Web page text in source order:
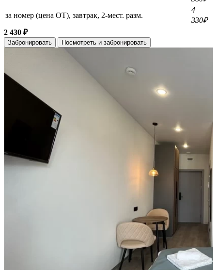
за номер (цена ОТ), завтрак, 2-мест. разм.
4
330₽
2 430 ₽
Забронировать Посмотреть и забронировать